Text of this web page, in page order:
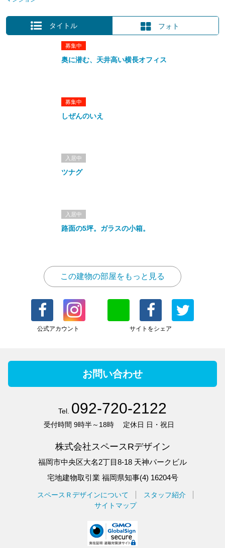
タイトル フォト
募集中
奥に潜む、天井高い横長オフィス
募集中
しぜんのいえ
入居中
ツナグ
入居中
路面の5坪。ガラスの小箱。
この建物の部屋をもっと見る
公式アカウント サイトをシェア
お問い合わせ
Tel. 092-720-2122
受付時間 9時半～18時 定休日 日・祝日
株式会社スペースRデザイン
福岡市中央区大名2丁目8-18 天神パークビル
宅地建物取引業 福岡県知事(4) 16204号
スペースＲデザインについて
スタッフ紹介
サイトマップ